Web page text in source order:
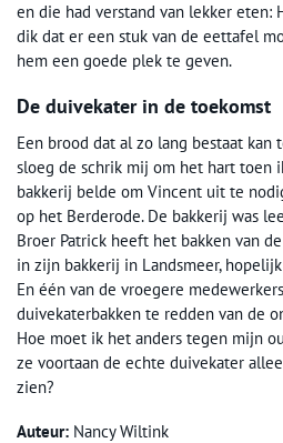
en die had verstand van lekker eten:
dik dat er een stuk van de eettafel
hem een goede plek te geven.
De duivekater in de toekomst
Een brood dat al zo lang bestaat kan
sloeg de schrik mij om het hart toen
bakkerij belde om Vincent uit te
op het Berderode. De bakkerij was
Broer Patrick heeft het bakken van
in zijn bakkerij in Landsmeer,
En één van de vroegere
duivekaterbakken te redden van de
Hoe moet ik het anders tegen mijn
ze voortaan de echte duivekater
zien?
Auteur: Nancy Wiltink